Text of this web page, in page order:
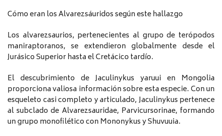
Cómo eran los Alvarezsáuridos según este hallazgo
Los alvarezsaurios, pertenecientes al grupo de terópodos
maniraptoranos, se extendieron globalmente desde el
Jurásico Superior hasta el Cretácico tardío.
El descubrimiento de Jaculinykus yaruui en Mongolia
proporciona valiosa información sobre esta especie. Con un
esqueleto casi completo y articulado, Jaculinykus pertenece
al subclado de Alvarezsauridae, Parvicursorinae, formando
un grupo monofilético con Mononykus y Shuvuuia.